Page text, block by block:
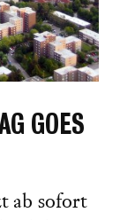
GOES
ab sofort